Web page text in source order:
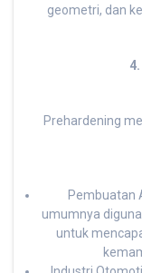
geometri, dan
Prehardening
Pembuatan
umumnya
untuk